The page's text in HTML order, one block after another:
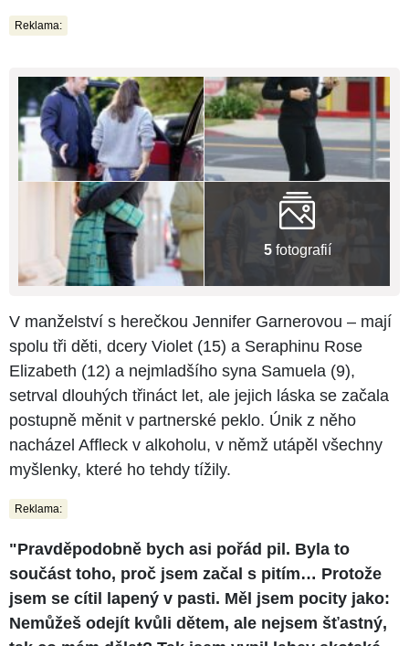
Reklama:
5fotografií
V manželství s herečkou Jennifer Garnerovou – mají
spolu tři děti, dcery Violet (15) a Seraphinu Rose
Elizabeth (12) a nejmladšího syna Samuela (9),
setrval dlouhých třináct let, ale jejich láska se začala
postupně měnit v partnerské peklo. Únik z něho
nacházel Affleck v alkoholu, v němž utápěl všechny
myšlenky, které ho tehdy tížily.
Reklama:
"Pravděpodobně bych asi pořád pil. Byla to
součást toho, proč jsem začal s pitím… Protože
jsem se cítil lapený v pasti. Měl jsem pocity jako:
Nemůžeš odejít kvůli dětem, ale nejsem šťastný,